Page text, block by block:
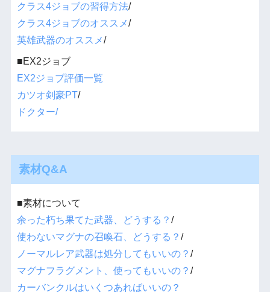
クラス4ジョブの習得方法/
クラス4ジョブのオススメ/
英雄武器のオススメ/
■EX2ジョブ
EX2ジョブ評価一覧
カツオ剣豪PT/
ドクター/
素材Q&A
■素材について
余った朽ち果てた武器、どうする？ /
使わないマグナの召喚石、どうする？ /
ノーマルレア武器は処分してもいいの？ /
マグナフラグメント、使ってもいいの？ /
カーバンクルはいくつあればいいの？